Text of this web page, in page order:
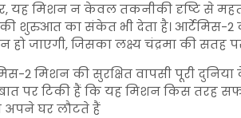
यह मिशन न केवल तकनीकी दृष्टि से
शुरुआत का संकेत भी देता है। आर्टेमिस-2
जाएगी, जिसका लक्ष्य चंद्रमा की सतह
2 मिशन की सुरक्षित वापसी पूरी
पर टिकी हैं कि यह मिशन किस तरह
अपने घर लौटते हैं